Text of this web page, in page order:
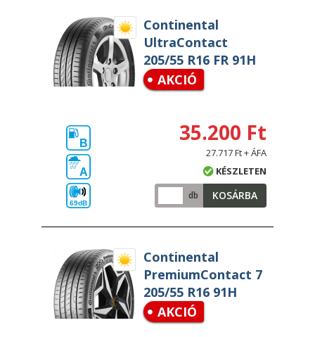
Continental
UltraContact
205/55 R16 FR 91H
AKCIÓ
B
A
69dB
35.200 Ft
27.717 Ft + ÁFA
KÉSZLETEN
db KOSÁRBA
Continental
PremiumContact 7
205/55 R16 91H
AKCIÓ